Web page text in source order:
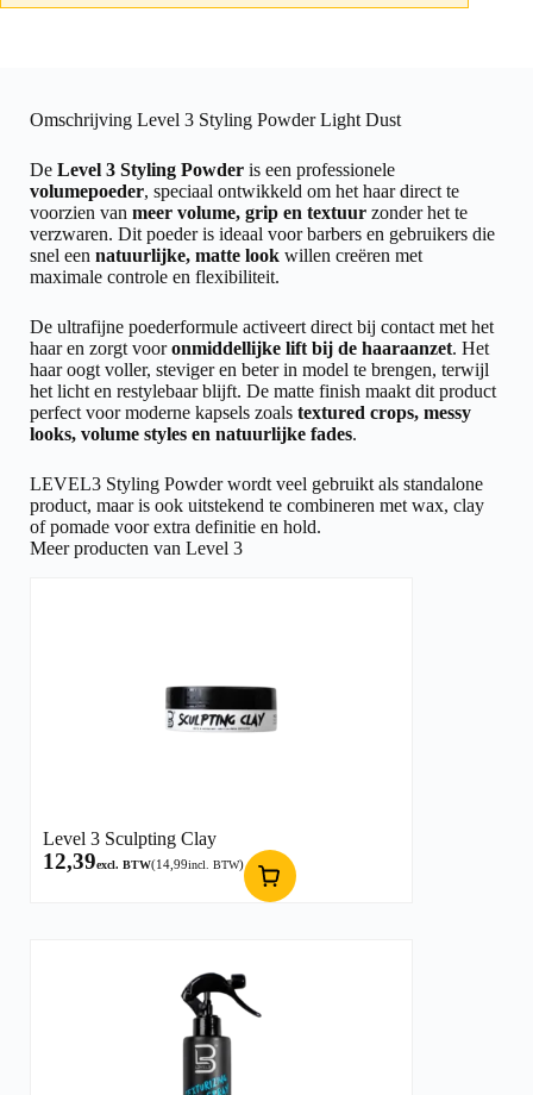
Omschrijving Level 3 Styling Powder Light Dust
De Level 3 Styling Powder is een professionele
volumepoeder, speciaal ontwikkeld om het haar direct te
voorzien van meer volume, grip en textuur zonder het te
verzwaren. Dit poeder is ideaal voor barbers en gebruikers die
snel een natuurlijke, matte look willen creëren met
maximale controle en flexibiliteit.
De ultrafijne poederformule activeert direct bij contact met het
haar en zorgt vooronmiddellijke lift bij de haaraanzet. Het
haar oogt voller, steviger en beter in model te brengen, terwijl
het licht en restylebaar blijft. De matte finish maakt dit product
perfect voor moderne kapsels zoals textured crops, messy
looks, volume styles en natuurlijke fades.
LEVEL3 Styling Powder wordt veel gebruikt als standalone
product, maar is ook uitstekend te combineren met wax, clay
of pomade voor extra definitie en hold.
Meer producten van Level 3
Level 3 Sculpting Clay
12,39excl. BTW(14,99incl. BTW)